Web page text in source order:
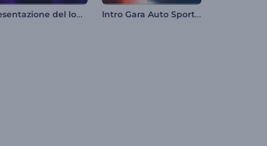
Presentazione del logo di Eruptive Trails Intro Gara Auto Sportive